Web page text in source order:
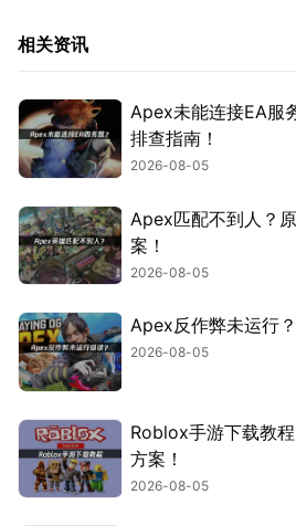
相关资讯
Apex未能连接EA服
排查指南！
2026-08-05
Apex匹配不到人？
案！
2026-08-05
Apex反作弊未运行
2026-08-05
Roblox手游下载教
方案！
2026-08-05